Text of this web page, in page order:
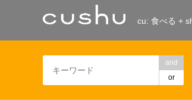
cu: 食べる +
and
or